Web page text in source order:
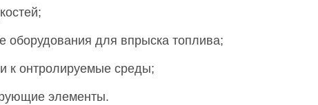
оборудования для впрыска топлива;
к онтролируемые среды;
элементы.